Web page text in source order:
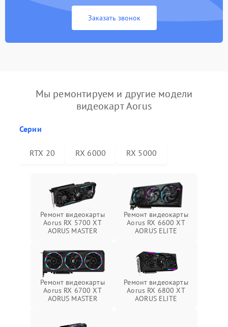
Заказать звонок
Мы ремонтируем и другие модели
видеокарт Aorus
Серии
RTX 20 RX 6000 RX 5000
Ремонт видеокарты
Aorus RX 5700 XT
AORUS MASTER
Ремонт видеокарты
Aorus RX 6600 XT
AORUS ELITE
Ремонт видеокарты
Aorus RX 6700 XT
AORUS MASTER
Ремонт видеокарты
Aorus RX 6800 XT
AORUS ELITE